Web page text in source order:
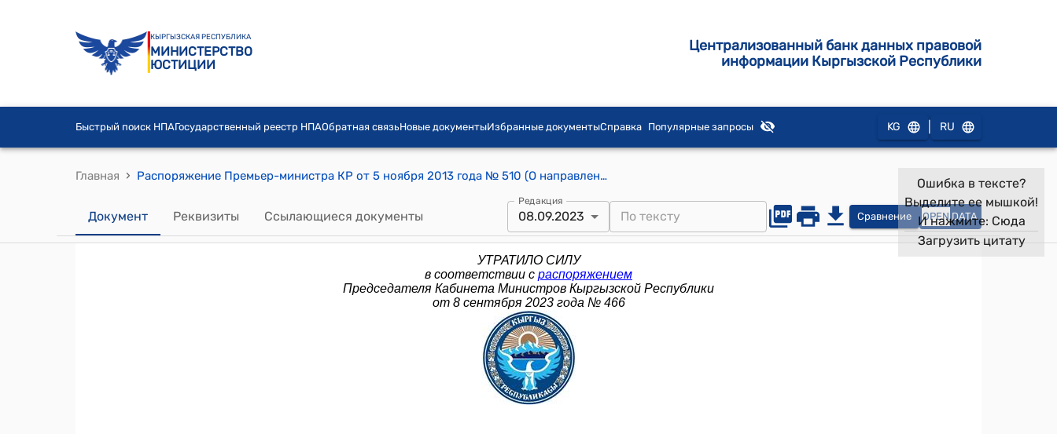
КЫРГЫЗСКАЯ РЕСПУБЛИКА
МИНИСТЕРСТВО
ЮСТИЦИИ
Централизованный банк данных правовой
информации Кыргызской Республики
Быстрый поиск НПАГосударственный реестр НПАОбратная связьНовые документыИзбранные документыСправка Популярные запросы KG RU
Главная › Распоряжение Премьер-министра КР от 5 ноября 2013 года № 510 (О направлении кыргызской части комиссии в город Алматы для участия в очередном заседании Совместной комиссии по демаркации государственной границы между Кыргызской Республикой и Республикой Казахстан)
Документ Реквизиты Ссылающиеся документы
Редакция
08.09.2023 Сравнение OPEN DATA
Ошибка в тексте?
Выделите ее мышкой!
И нажмите: Сюда
Загрузить цитату